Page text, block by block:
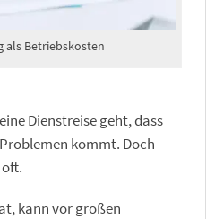
als Betriebskosten
Dienstreise geht, dass
kommt. Doch
kann vor großen